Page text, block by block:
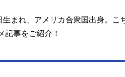
生まれ、アメリカ合衆国出身。こ
記事をご紹介！